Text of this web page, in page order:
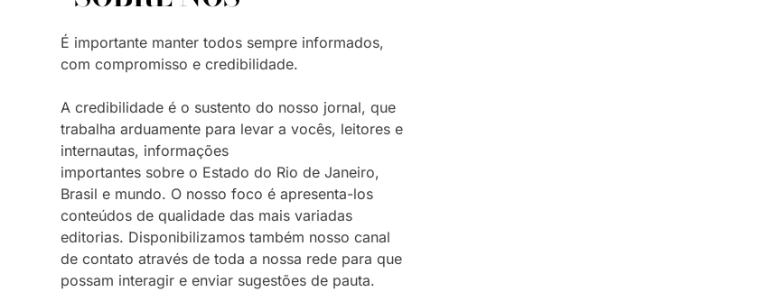
É importante manter todos sempre informados,
com compromisso e credibilidade.
A credibilidade é o sustento do nosso jornal, que
trabalha arduamente para levar a vocês, leitores e
internautas, informações
importantes sobre o Estado do Rio de Janeiro,
Brasil e mundo. O nosso foco é apresenta-los
conteúdos de qualidade das mais variadas
editorias. Disponibilizamos também nosso canal
de contato através de toda a nossa rede para que
possam interagir e enviar sugestões de pauta.